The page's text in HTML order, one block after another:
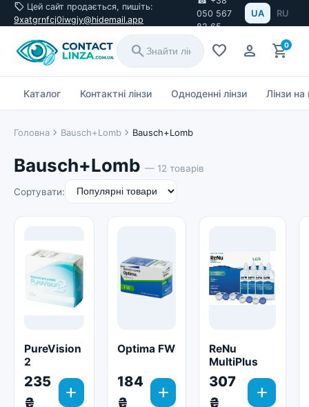
sell Цей сайт продається, пишіть:
9xatgrnfcj0iwgjy@hidemail.app
050 567
82 65
UA RU
search favorite person shopping_cart
0
Каталог Контактні лінзи Одноденні лінзи Лінзи на
Головна chevron_right Bausch+Lomb chevron_right Bausch+Lomb
Bausch+Lomb — 12 товарів
Сортувати:
PureVision
2
235
₴
add
Optima FW
184
₴
add
ReNu
MultiPlus
307
₴
add